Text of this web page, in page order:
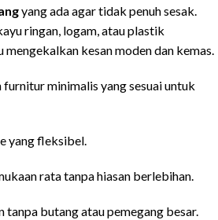
yang ada agar tidak penuh sesak.
ringan, logam, atau plastik
kesan moden dan kemas.
minimalis yang sesuai untuk
yang fleksibel.
rata tanpa hiasan berlebihan.
tanpa butang atau pemegang besar.